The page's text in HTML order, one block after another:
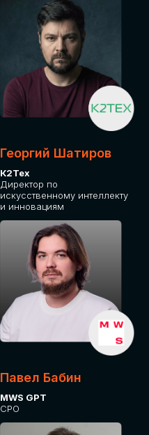
Георгий Шатиров
К2Тех
Директор по
искусственному интеллекту
и инновациям
Павел Бабин
MWS GPT
CPO